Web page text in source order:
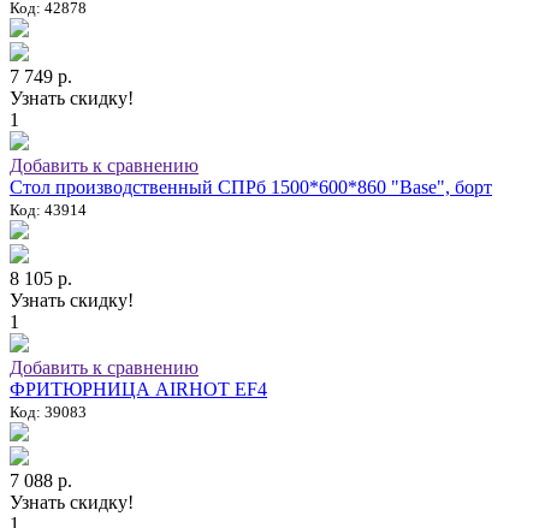
Код: 42878
7 749 р.
Узнать скидку!
1
Добавить к сравнению
Стол производственный СПРб 1500*600*860 "Base", борт
Код: 43914
8 105 р.
Узнать скидку!
1
Добавить к сравнению
ФРИТЮРНИЦА AIRHOT EF4
Код: 39083
7 088 р.
Узнать скидку!
1